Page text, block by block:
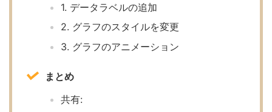
1. データラベルの追加
2. グラフのスタイルを変更
3. グラフのアニメーション
まとめ
共有: